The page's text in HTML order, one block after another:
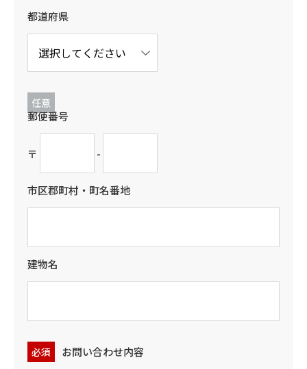
都道府県
任意
郵便番号
〒 -
市区郡町村・町名番地
建物名
お問い合わせ内容
必須